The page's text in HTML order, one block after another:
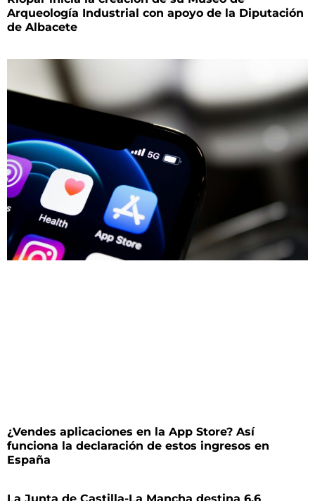
Arqueología Industrial con apoyo de la Diputación
de Albacete
¿Vendes aplicaciones en la App Store? Así
funciona la declaración de estos ingresos en
España
La Junta de Castilla-La Mancha destina 6,6